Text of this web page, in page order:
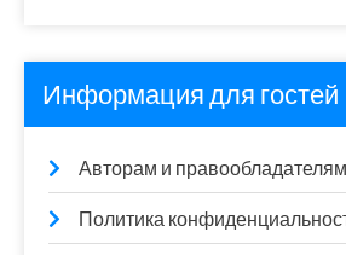
Информация для гостей
Авторам и правообладателям
Политика